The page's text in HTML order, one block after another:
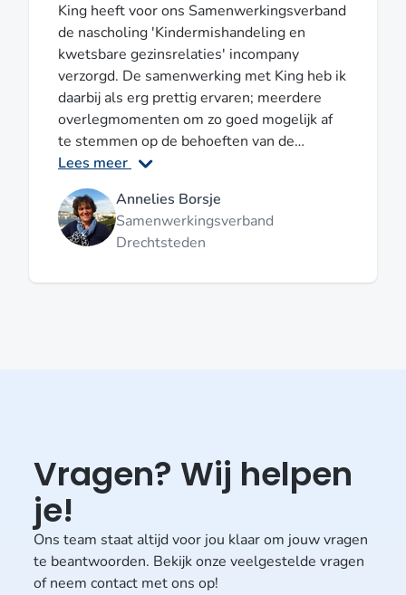
studiedag hebben gevolgd gaven aan
naderhand meer kennis, begrip en
handvatten te hebben gekregen aangaande
deze thema's. De samenwerking met de
docenten gedurende de dag en in de
voorbereiding, maar ook de administratieve
afstemming met het secretariaat van King
verliep soepel en naar wens. De
bereikbaarheid en afstemming waren goed.
Kortom; complimenten voor King nascholing
en de docenten!
King heeft voor ons Samenwerkingsverband
de nascholing 'Kindermishandeling en
kwetsbare gezinsrelaties' incompany
verzorgd. De samenwerking met King heb ik
daarbij als erg prettig ervaren; meerdere
overlegmomenten om zo goed mogelijk af
te stemmen op de behoeften van de
organisatie.
Lees meer
Annelies Borsje
Samenwerkingsverband
Drechtsteden
Vragen? Wij helpen
je!
Ons team staat altijd voor jou klaar om jouw vragen
te beantwoorden. Bekijk onze veelgestelde vragen
of neem contact met ons op!